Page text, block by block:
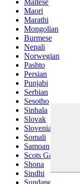
Maltese
Maori
Marathi
Mongolian
Burmese
Nepali
Norwegian
Pashto
Persian
Punjabi
Serbian
Sesotho
Sinhala
Slovak
Slovenian
Somali
Samoan
Scots Gaelic
Shona
Sindhi